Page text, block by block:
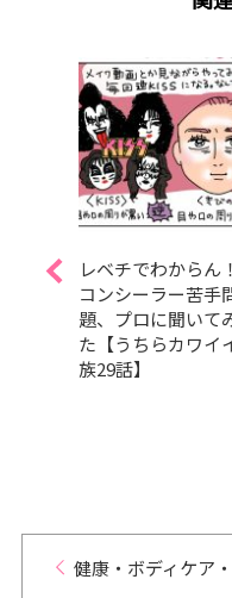
レベチでわからん！
コンシーラー苦手
題、プロに聞いて
た【うちらカワイ
族29話】
健康・ボディケア